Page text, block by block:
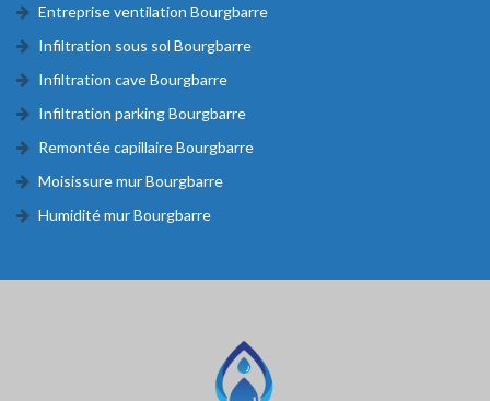
Entreprise ventilation Bourgbarre
Infiltration sous sol Bourgbarre
Infiltration cave Bourgbarre
Infiltration parking Bourgbarre
Remontée capillaire Bourgbarre
Moisissure mur Bourgbarre
Humidité mur Bourgbarre